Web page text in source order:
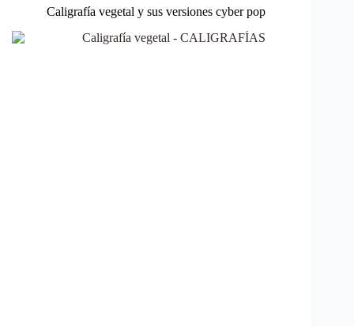
Caligrafía vegetal y sus versiones cyber pop